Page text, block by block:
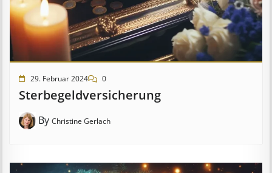
29. Februar 2024 0
Ster­be­geld­ver­sich­er­ung
ByChristine Gerlach